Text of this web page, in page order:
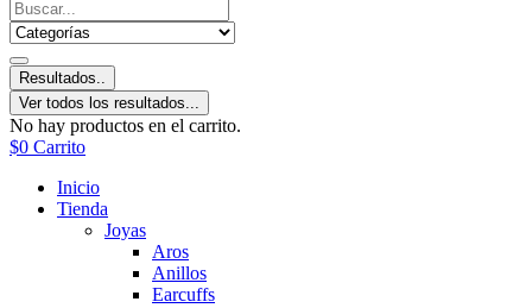
Resultados..
Ver todos los resultados...
No hay productos en el carrito.
$0 Carrito
Inicio
Tienda
Joyas
Aros
Anillos
Earcuffs